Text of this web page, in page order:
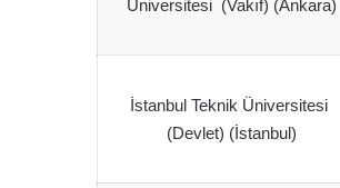
Üniversitesi (Vakıf) (Ankara)
İstanbul Teknik Üniversitesi
(Devlet) (İstanbul)